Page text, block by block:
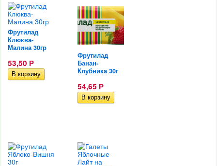
Фрутилад
Клюква-
Малина 30гр
53,50 Р
Фрутилад
Банан-
Клубника 30г
54,65 Р